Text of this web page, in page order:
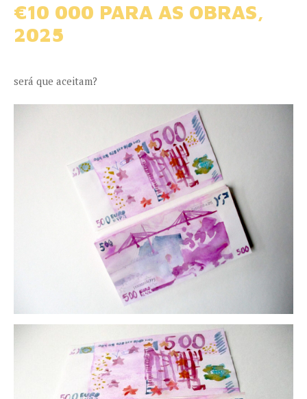
€10 000 PARA AS OBRAS,
2025
será que aceitam?